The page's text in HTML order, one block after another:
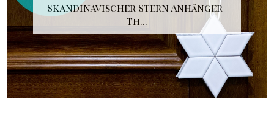
Skandinavischer Stern Anhänger |
Th...